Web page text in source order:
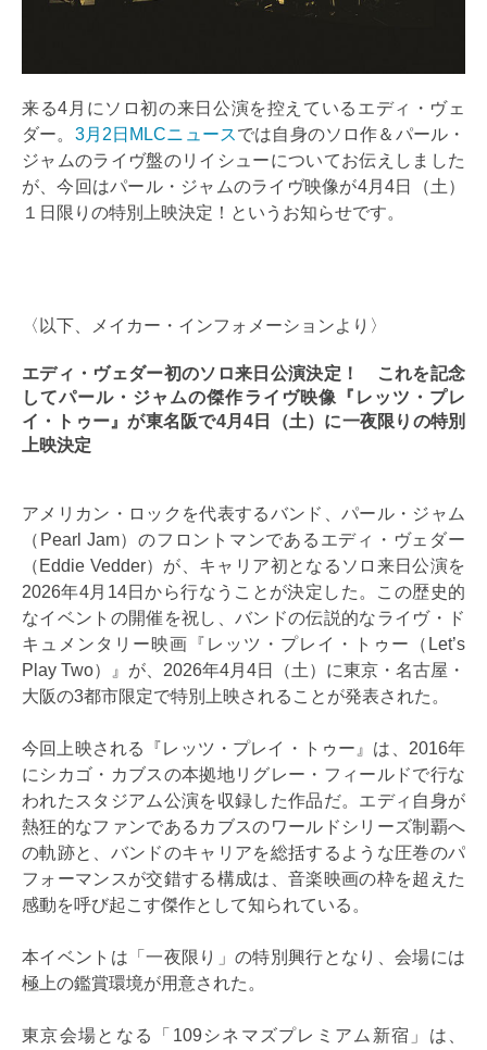
来る4月にソロ初の来日公演を控えているエディ・ヴェ
ダー。 3月2日MLCニュースでは自身のソロ作＆パール・
ジャムのライヴ盤のリイシューについてお伝えしました
が、今回はパール・ジャムのライヴ映像が4月4日（土）
１日限りの特別上映決定！というお知らせです。
〈以下、メイカー・インフォメーションより〉
エディ・ヴェダー初のソロ来日公演決定！ これを記念
してパール・ジャムの傑作ライヴ映像『レッツ・プレ
イ・トゥー』が東名阪で4月4日（土）に一夜限りの特別
上映決定
アメリカン・ロックを代表するバンド、パール・ジャム
（Pearl Jam）のフロントマンであるエディ・ヴェダー
（Eddie Vedder）が、キャリア初となるソロ来日公演を
2026年4月14日から行なうことが決定した。この歴史的
なイベントの開催を祝し、バンドの伝説的なライヴ・ド
キュメンタリー映画『レッツ・プレイ・トゥー（Let’s
Play Two）』が、2026年4月4日（土）に東京・名古屋・
大阪の3都市限定で特別上映されることが発表された。
今回上映される『レッツ・プレイ・トゥー』は、2016年
にシカゴ・カブスの本拠地リグレー・フィールドで行な
われたスタジアム公演を収録した作品だ。エディ自身が
熱狂的なファンであるカブスのワールドシリーズ制覇へ
の軌跡と、バンドのキャリアを総括するような圧巻のパ
フォーマンスが交錯する構成は、音楽映画の枠を超えた
感動を呼び起こす傑作として知られている。
本イベントは「一夜限り」の特別興行となり、会場には
極上の鑑賞環境が用意された。
東京会場となる「109シネマズプレミアム新宿」は、